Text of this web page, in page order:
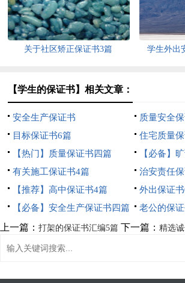
关于社区矫正保证书3篇 学生外出
【学生的保证书】相关文章：
安全生产保证书
质量安全
目标保证书6篇
住宅质量
【热门】质量保证书四篇
【必备】
有关施工保证书4篇
治安责任
【推荐】高中保证书4篇
外出保证
【必备】安全生产保证书四篇
老公的保
上一篇： 打架的保证书汇编5篇 下一篇： 精选